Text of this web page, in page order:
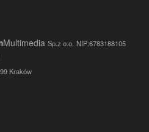
Multimedia Sp.z o.o. NIP:6783188105
Kraków